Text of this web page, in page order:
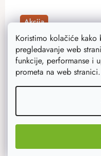
Koristimo kolačiće
pregledavanje web
funkcije, performanse i
prometa na web stranici.
Akcija